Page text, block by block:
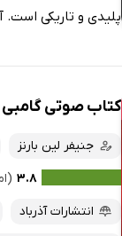
پلیدی و تاریکی است.
کتاب صوتی گامبی
جنیفر لین بارنز
۳.۸
انتشارات آذرباد